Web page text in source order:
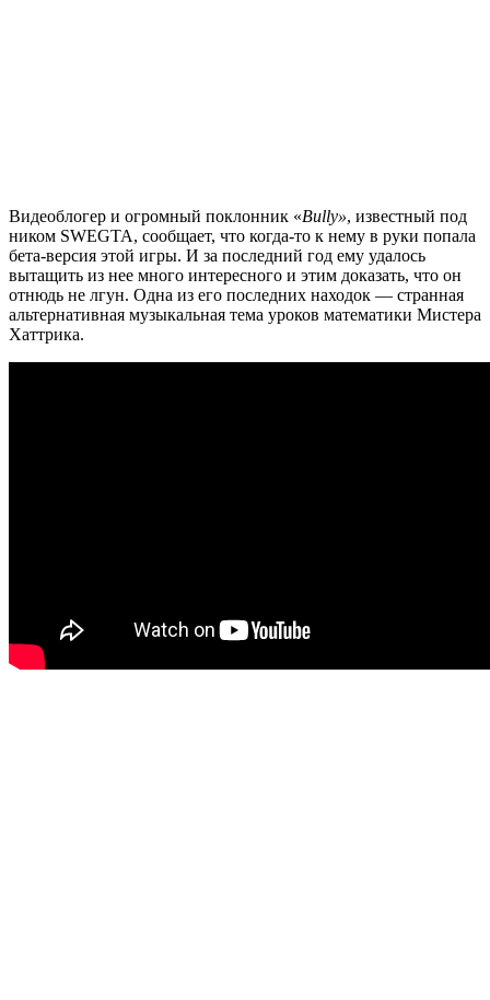
Видеоблогер и огромный поклонник «Bully», известный под
ником SWEGTA, сообщает, что когда-то к нему в руки попала
бета-версия этой игры. И за последний год ему удалось
вытащить из нее много интересного и этим доказать, что он
отнюдь не лгун. Одна из его последних находок — странная
альтернативная музыкальная тема уроков математики Мистера
Хаттрика.